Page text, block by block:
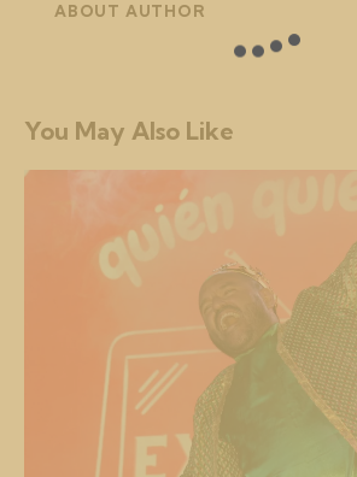
ABOUT AUTHOR
You May Also Like